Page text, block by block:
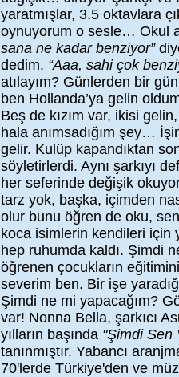
yaratmışlar, 3.5 oktavlara
oynuyorum o sesle… Okul
sana ne kadar benziyor”
dedim. “Aaa, sahi çok
atılayım? Günlerden bir
ben Hollanda’ya gelin
Beş de kızım var, ikisi
hala anımsadığım şey…
gelir. Kulüp kapandıktan
söyletirlerdi. Aynı şarkıyı
her seferinde değişik
tarz yok, başka, içimden
olur bunu öğren de oku,
koca isimlerin kendileri için
hep ruhumda kaldı. Şimdi
öğrenen çocukların
severim ben. Bir işe
Şimdi ne mi yapacağım?
var! Nonna Bella, şarkıcı
yılların başında "Şimdi Sen
tanınmıştır. Yabancı
70'lerde Türkiye'den ve